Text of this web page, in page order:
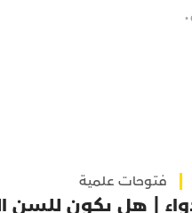
فتوحات علمية
| هل يكون للسن